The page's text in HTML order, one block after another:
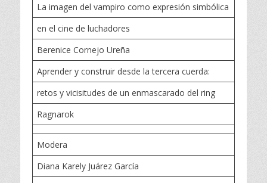
La imagen del vampiro como expresión simbólica
en el cine de luchadores
Berenice Cornejo Ureña
Aprender y construir desde la tercera cuerda:
retos y vicisitudes de un enmascarado del ring
Ragnarok
Modera
Diana Karely Juárez García